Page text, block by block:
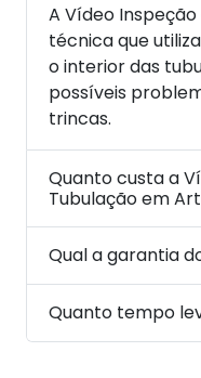
A Vídeo
técnica que
o interior das
possíveis
trincas.
Quanto custa a
Tubulação em
Qual a garantia
Quanto tempo